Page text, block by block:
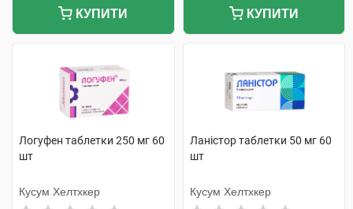
КУПИТИ КУПИТИ
Логуфен таблетки 250 мг 60
шт
Кусум Хелтхкер
Ланістор таблетки 50 мг 60
шт
Кусум Хелтхкер